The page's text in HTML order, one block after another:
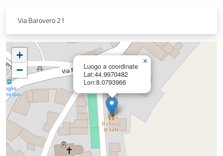
Via Barovero 21
Luogo a coordinate
Lat:44.9970482
Lon:8.0793966
×
+
−